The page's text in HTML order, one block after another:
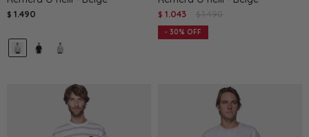
$ 1.490 $ 1.043 $ 1.490
30